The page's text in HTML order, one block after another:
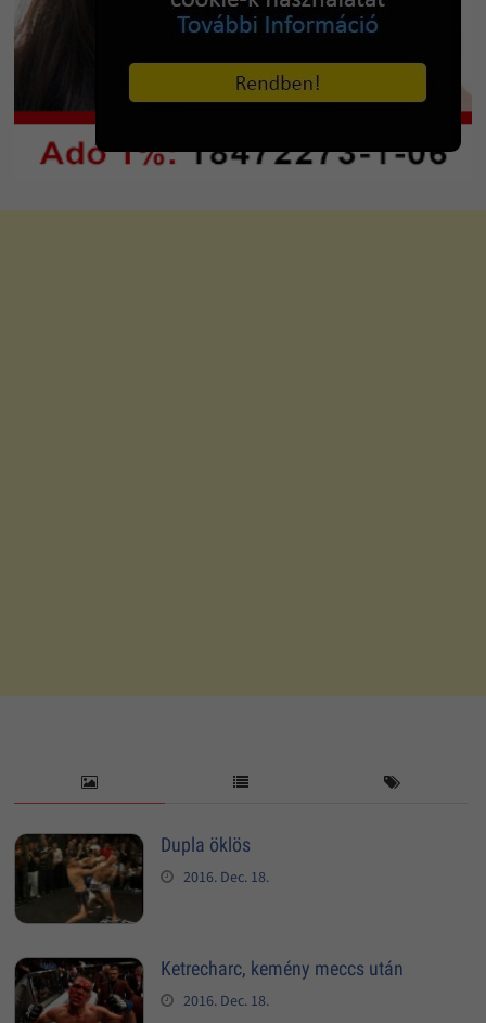
Dupla öklös
2016. Dec. 18.
Ketrecharc, kemény meccs után
2016. Dec. 18.